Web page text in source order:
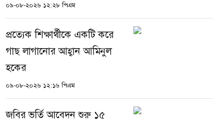
০৯-০৮-২০২৬ ১২:২৮ পিএম
প্রত্যেক শিক্ষার্থীকে একটি করে
গাছ লাগানোর আহ্বান আমিনুল
হকের
০৯-০৮-২০২৬ ১২:১৬ পিএম
জবির ভর্তি আবেদন শুরু ১৫